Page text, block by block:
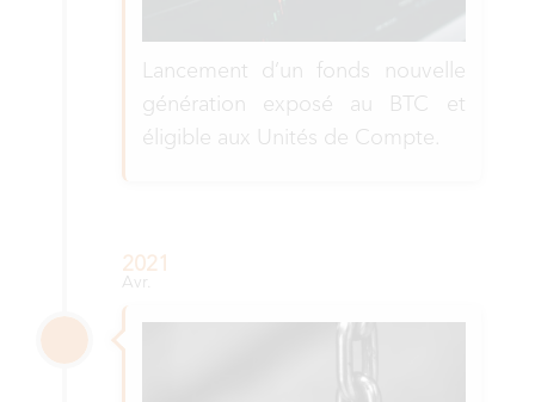
Lancement d’un fonds nouvelle
génération exposé au BTC et
éligible aux Unités de Compte.
2021
Avr.